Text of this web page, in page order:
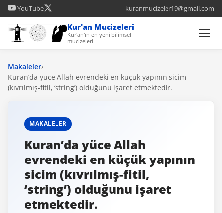
YouTube kuranmucizeler19@gmail.com
Kur'an Mucizeleri
Kur'an'ın en yeni bilimsel
mucizeleri
Makaleler›
Kuran’da yüce Allah evrendeki en küçük yapının sicim
(kıvrılmış-fitil, ‘string’) olduğunu işaret etmektedir.
MAKALELER
Kuran’da yüce Allah
evrendeki en küçük yapının
sicim (kıvrılmış-fitil,
‘string’) olduğunu işaret
etmektedir.